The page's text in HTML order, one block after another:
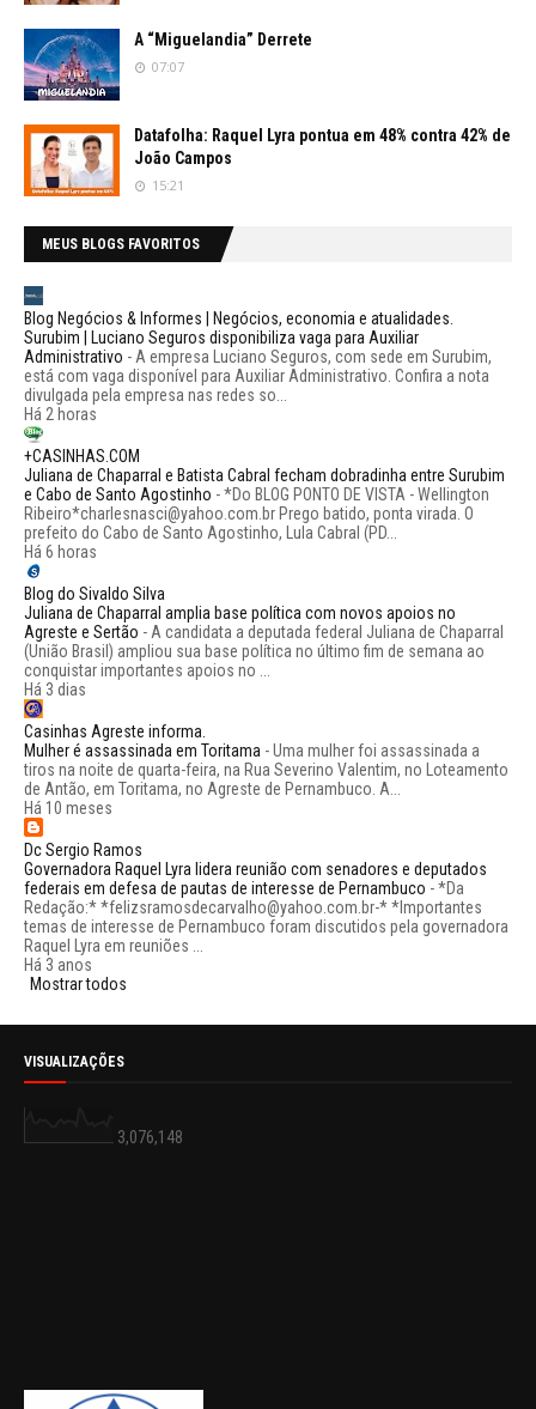
A “Miguelandia” Derrete
07:07
Datafolha: Raquel Lyra pontua em 48% contra 42% de
João Campos
15:21
MEUS BLOGS FAVORITOS
Blog Negócios & Informes | Negócios, economia e atualidades.
Surubim | Luciano Seguros disponibiliza vaga para Auxiliar
Administrativo - A empresa Luciano Seguros, com sede em Surubim,
está com vaga disponível para Auxiliar Administrativo. Confira a nota
divulgada pela empresa nas redes so...
Há 2 horas
+CASINHAS.COM
Juliana de Chaparral e Batista Cabral fecham dobradinha entre Surubim
e Cabo de Santo Agostinho -*Do BLOG PONTO DE VISTA - Wellington
Ribeiro*charlesnasci@yahoo.com.br Prego batido, ponta virada. O
prefeito do Cabo de Santo Agostinho, Lula Cabral (PD...
Há 6 horas
Blog do Sivaldo Silva
Juliana de Chaparral amplia base política com novos apoios no
Agreste e Sertão - A candidata a deputada federal Juliana de Chaparral
(União Brasil) ampliou sua base política no último fim de semana ao
conquistar importantes apoios no ...
Há 3 dias
Casinhas Agreste informa.
Mulher é assassinada em Toritama -Uma mulher foi assassinada a
tiros na noite de quarta-feira, na Rua Severino Valentim, no Loteamento
de Antão, em Toritama, no Agreste de Pernambuco. A...
Há 10 meses
Dc Sergio Ramos
Governadora Raquel Lyra lidera reunião com senadores e deputados
federais em defesa de pautas de interesse de Pernambuco -*Da
Redação:* *felizsramosdecarvalho@yahoo.com.br-* *Importantes
temas de interesse de Pernambuco foram discutidos pela governadora
Raquel Lyra em reuniões ...
Há 3 anos
Mostrar todos
VISUALIZAÇÕES
3,076,148